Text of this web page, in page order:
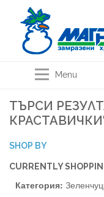
Menu
ТЪРСИ
SHOP BY
CURRENTLY
Категория: